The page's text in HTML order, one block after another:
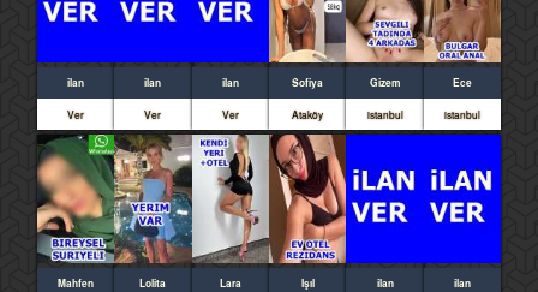
ilan
Ver
ilan
Ver
ilan
Ver
Sofiya
Ataköy
Gizem
istanbul
Ece
istanbul
Mahfen Lolita Lara Işıl ilan ilan